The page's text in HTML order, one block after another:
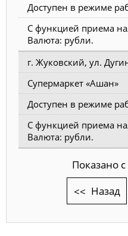
Доступен в режиме
С функцией приема
Валюта: рубли.
г. Жуковский, ул.
Супермаркет «Ашан»
Доступен в режиме
С функцией приема
Валюта: рубли.
Показано
Назад